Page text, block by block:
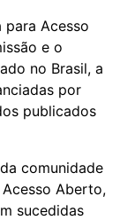
Acesso
e o
no Brasil, a
por
publicados
comunidade
Aberto,
sucedidas